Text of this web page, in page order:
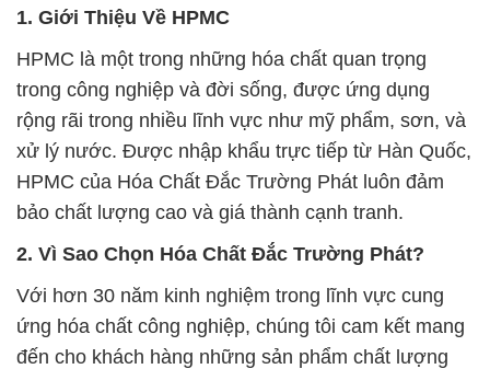
1. Giới Thiệu Về HPMC
HPMC là một trong những hóa chất quan trọng
trong công nghiệp và đời sống, được ứng dụng
rộng rãi trong nhiều lĩnh vực như mỹ phẩm, sơn, và
xử lý nước. Được nhập khẩu trực tiếp từ Hàn Quốc,
HPMC của Hóa Chất Đắc Trường Phát luôn đảm
bảo chất lượng cao và giá thành cạnh tranh.
2. Vì Sao Chọn Hóa Chất Đắc Trường Phát?
Với hơn 30 năm kinh nghiệm trong lĩnh vực cung
ứng hóa chất công nghiệp, chúng tôi cam kết mang
đến cho khách hàng những sản phẩm chất lượng